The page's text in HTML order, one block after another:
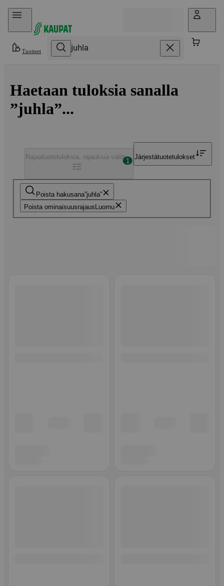
Hyppää sisältöön
Tuotteet
Haetaan tuloksia sanalla
”juhla”...
Poista hakusana juhla
Poista ominaisuusrajaus Luomu
Rajaatuotetuloksia, rajauksia valittu
1
Järjestätuotetulokset